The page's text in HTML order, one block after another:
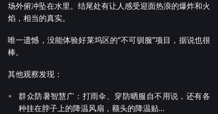
场外俯冲坠在水里。结尾处有让人感受迎面热浪的爆炸和火
焰，相当的真实。
唯一遗憾，没能体验好莱坞区的“不可驯服”项目，据说也很
棒。
其他观察发现：
群众防暑智慧广：打雨伞、穿防晒服自不用说，还有各
种挂在脖子上的降温风扇，额头的降温贴...